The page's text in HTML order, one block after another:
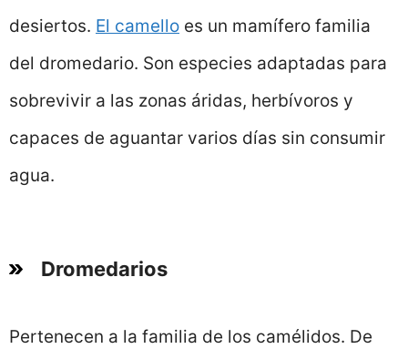
desiertos. El camello es un mamífero familia
del dromedario. Son especies adaptadas para
sobrevivir a las zonas áridas, herbívoros y
capaces de aguantar varios días sin consumir
agua.
Dromedarios
Pertenecen a la familia de los camélidos. De